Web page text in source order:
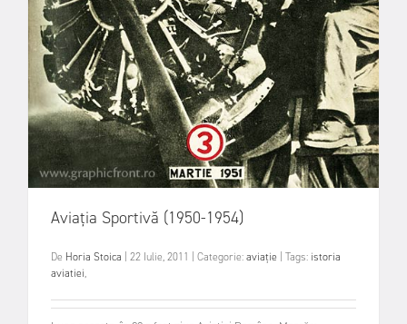
Aviația Sportivă (1950-1954)
De Horia Stoica 22 Iulie, 2011 Categorie:aviație Tags: istoria
aviatiei,